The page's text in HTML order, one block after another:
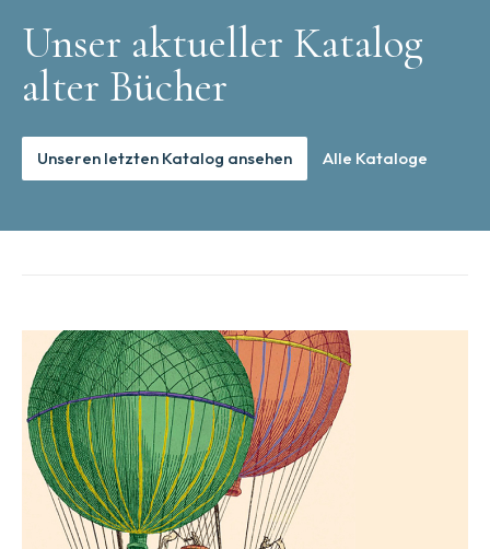
Unser aktueller Katalog
alter Bücher
Unseren letzten Katalog ansehen Alle Kataloge